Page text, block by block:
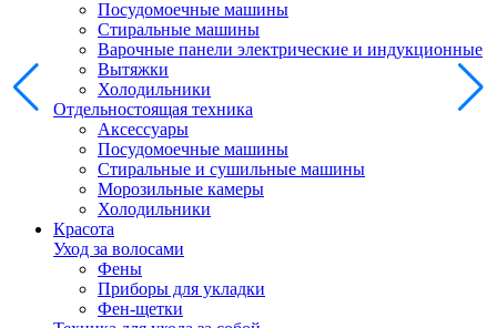
Посудомоечные машины
Стиральные машины
Варочные панели электрические и индукционные
Вытяжки
Холодильники
Отдельностоящая техника
Аксессуары
Посудомоечные машины
Стиральные и сушильные машины
Морозильные камеры
Холодильники
Красота
Уход за волосами
Фены
Приборы для укладки
Фен-щетки